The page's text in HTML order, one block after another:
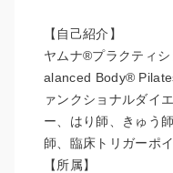
【自己紹介】
ヤムナ®︎プラクティ
alanced Body®
ァンクショナルダイ
ー、はり師、きゅう
師、臨床トリガーポ
【所属】